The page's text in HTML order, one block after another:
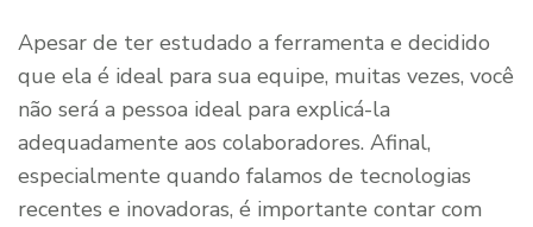
Apesar de ter estudado a ferramenta e decidido
que ela é ideal para sua equipe, muitas vezes, você
não será a pessoa ideal para explicá-la
adequadamente aos colaboradores. Afinal,
especialmente quando falamos de tecnologias
recentes e inovadoras, é importante contar com